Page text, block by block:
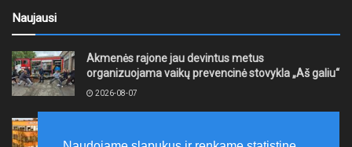
Naujausi
Akmenės rajone jau devintus metus
organizuojama vaikų prevencinė stovykla „Aš galiu“
2026-08-07
smulkiojo ir vidutinio verslo subjektų kūrimąsi